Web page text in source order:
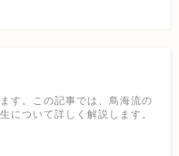
す。この記事では、鳥海流の
について詳しく解説します。